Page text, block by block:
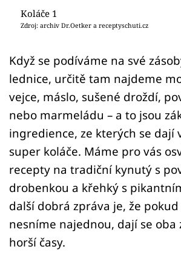
Sledujte nás
Koláče 1
Zdroj: archiv Dr.Oetker a receptyschuti.cz
Když se podíváme na své
lednice, určitě tam najdeme
vejce, máslo, sušené droždí,
nebo marmeládu – a to jsou
ingredience, ze kterých se dají
super koláče. Máme pro vás
recepty na tradiční kynutý s
drobenkou a křehký s
další dobrá zpráva je, že
nesníme najednou, dají se oba
horší časy.